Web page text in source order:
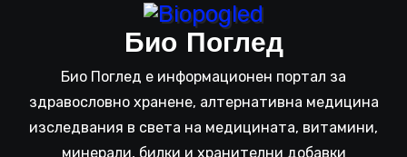
Био Поглед
Био Поглед е информационен портал за
здравословно хранене, алтернативна медицина
изследвания в света на медицината, витамини,
минерали, билки и хранителни добавки